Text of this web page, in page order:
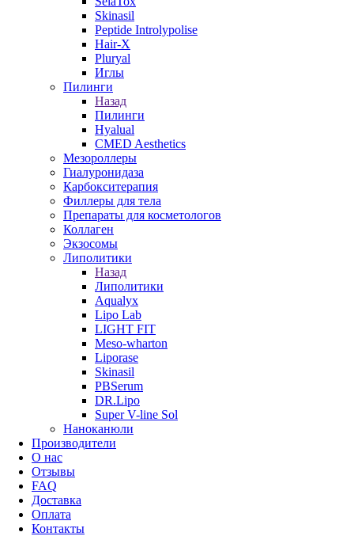
Skinasil
Peptide Introlypolise
Hair-X
Pluryal
Иглы
Пилинги
Назад
Пилинги
Hyalual
CMED Aesthetics
Мезороллеры
Гиалуронидаза
Карбокситерапия
Филлеры для тела
Препараты для косметологов
Коллаген
Экзосомы
Липолитики
Назад
Липолитики
Aqualyx
Lipo Lab
LIGHT FIT
Meso-wharton
Liporase
Skinasil
PBSerum
DR.Lipo
Super V-line Sol
Наноканюли
Производители
О нас
Отзывы
FAQ
Доставка
Оплата
Контакты